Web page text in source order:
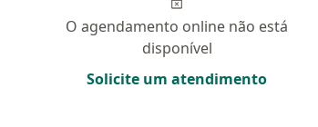
O agendamento online não está
disponível
Solicite um atendimento